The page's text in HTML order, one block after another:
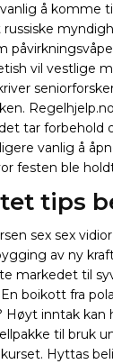
å komme
vil vestlige
tar forbehold
vanlig å
festen ble
tips
sex sex
av ny
markedet til
boikott fra
inntak kan
til bruk
Hyttas